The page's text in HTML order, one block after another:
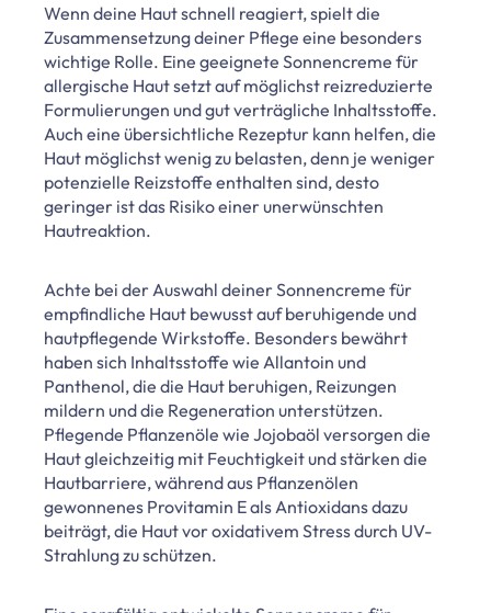
Wenn deine Haut schnell reagiert, spielt die
Zusammensetzung deiner Pflege eine besonders
wichtige Rolle. Eine geeignete Sonnencreme für
allergische Haut setzt auf möglichst reizreduzierte
Formulierungen und gut verträgliche Inhaltsstoffe.
Auch eine übersichtliche Rezeptur kann helfen, die
Haut möglichst wenig zu belasten, denn je weniger
potenzielle Reizstoffe enthalten sind, desto
geringer ist das Risiko einer unerwünschten
Hautreaktion.
Achte bei der Auswahl deiner Sonnencreme für
empfindliche Haut bewusst auf beruhigende und
hautpflegende Wirkstoffe. Besonders bewährt
haben sich Inhaltsstoffe wie Allantoin und
Panthenol, die die Haut beruhigen, Reizungen
mildern und die Regeneration unterstützen.
Pflegende Pflanzenöle wie Jojobaöl versorgen die
Haut gleichzeitig mit Feuchtigkeit und stärken die
Hautbarriere, während aus Pflanzenölen
gewonnenes Provitamin E als Antioxidans dazu
beiträgt, die Haut vor oxidativem Stress durch UV-
Strahlung zu schützen.